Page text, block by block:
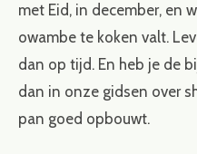
met Eid, in december, en
owambe te koken valt.
dan op tijd. En heb je de
dan in onze gidsen over
pan goed opbouwt.